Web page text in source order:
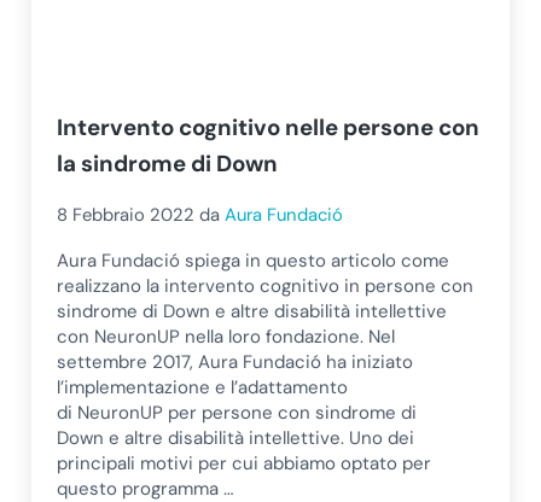
Intervento cognitivo nelle persone con
la sindrome di Down
8 Febbraio 2022 daAura Fundació
Aura Fundació spiega in questo articolo come
realizzano la intervento cognitivo in persone con
sindrome di Down e altre disabilità intellettive
con NeuronUP nella loro fondazione. Nel
settembre 2017, Aura Fundació ha iniziato
l’implementazione e l’adattamento
di NeuronUP per persone con sindrome di
Down e altre disabilità intellettive. Uno dei
principali motivi per cui abbiamo optato per
questo programma …